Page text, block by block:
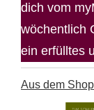
dich vom
wöchentlich
ein erfülltes
Aus dem